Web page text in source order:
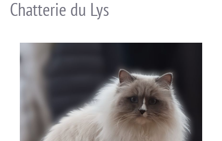
Chatterie du Lys